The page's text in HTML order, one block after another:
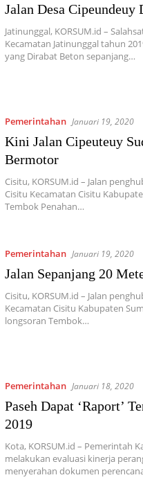
Jalan Desa Cipeundeuy
Jatinunggal, KORSUM.id –
Kecamatan Jatinunggal tahun
yang Dirabat Beton sepanjang…
Pemerintahan Januari 19, 2020
Kini Jalan Cipeuteuy
Bermotor
Cisitu, KORSUM.id – Jalan
Cisitu Kecamatan Cisitu
Tembok Penahan…
Pemerintahan Januari 19, 2020
Jalan Sepanjang 20
Cisitu, KORSUM.id – Jalan
Kecamatan Cisitu Kabupaten
longsoran Tembok…
Pemerintahan Januari 18, 2020
Paseh Dapat ‘Raport’
2019
Kota, KORSUM.id – Pemerintah
melakukan evaluasi kinerja
menyerahan dokumen